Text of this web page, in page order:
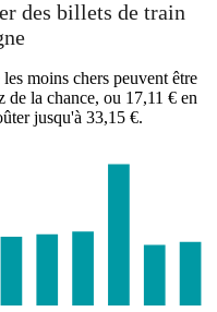
des billets de train
moins chers peuvent être
de la chance, ou 17,11 € en
jusqu'à 33,15 €.